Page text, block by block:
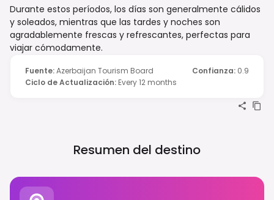
Durante estos períodos, los días son generalmente cálidos
y soleados, mientras que las tardes y noches son
agradablemente frescas y refrescantes, perfectas para
viajar cómodamente.
Fuente:Azerbaijan Tourism Board Confianza: 0.9
Ciclo de Actualización: Every 12 months
Resumen del destino